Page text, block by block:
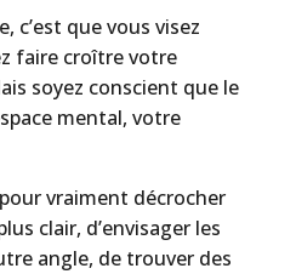
c’est que vous visez
faire croître votre
soyez conscient que le
mental, votre
vraiment décrocher
clair, d’envisager les
angle, de trouver des